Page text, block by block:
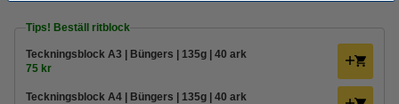
Tips! Beställ ritblock
Teckningsblock A3 | Büngers | 135g | 40 ark
75 kr
Teckningsblock A4 | Büngers | 135g | 40 ark